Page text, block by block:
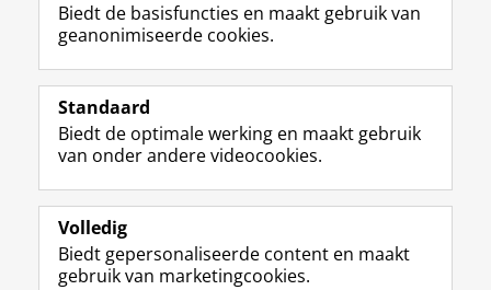
Volg de RUG
F
a
e
b
o
p
a
L
i
k
e
I
-
p
R
S
-
f
e
R
I
n
t
r
m
Y
o
T
e
k
Studiekiezers
Alumni
Over ons
Biedt de basisfuncties en maakt gebruik van
geanonimiseerde cookies.
Standaard
Biedt de optimale werking en maakt gebruik
van onder andere videocookies.
Volledig
Biedt gepersonaliseerde content en maakt
gebruik van marketingcookies.